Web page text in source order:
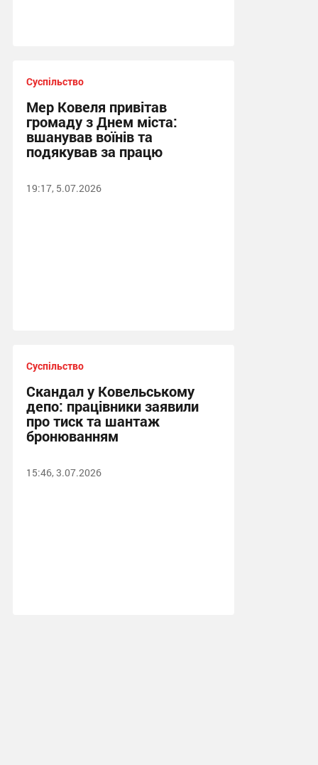
Суспільство
Мер Ковеля привітав
громаду з Днем міста:
вшанував воїнів та
подякував за працю
19:17, 5.07.2026
Суспільство
Скандал у Ковельському
депо: працівники заявили
про тиск та шантаж
бронюванням
15:46, 3.07.2026